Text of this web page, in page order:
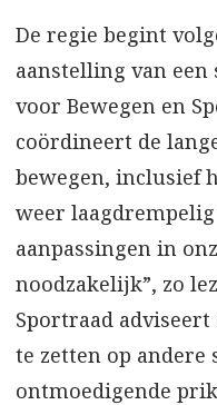
De regie begint
aanstelling van een
voor Bewegen en
coördineert de
bewegen, inclusief
weer
aanpassingen in
noodzakelijk”, zo
Sportraad
te zetten op andere
ontmoedigende